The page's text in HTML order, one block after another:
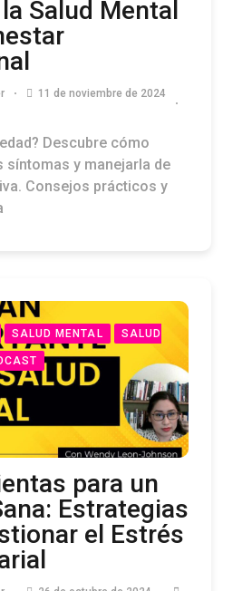
Salud Mental
11 de noviembre de 2024
Descubre cómo
síntomas y manejarla de
Consejos prácticos y
SALUD MENTAL SALUD
para un
Estrategias
el Estrés